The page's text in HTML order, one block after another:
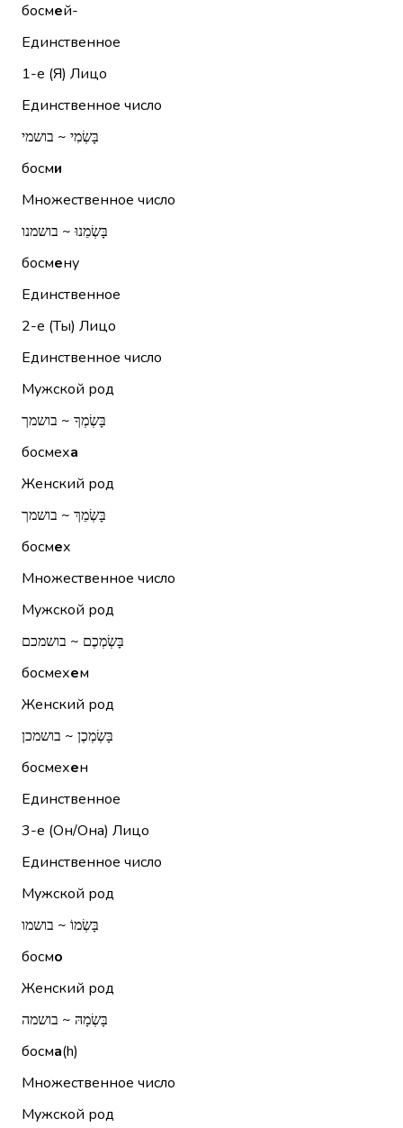
босмей-
Единственное
1-е (Я) Лицо
Единственное число
בָּשְׂמִי ~ בושמי
босми
Множественное число
בָּשְׂמֵנוּ ~ בושמנו
босмену
Единственное
2-е (Ты) Лицо
Единственное число
Мужской род
בָּשְׂמְךָ ~ בושמך
босмеха
Женский род
בָּשְׂמֵךְ ~ בושמך
босмех
Множественное число
Мужской род
בָּשְׂמְכֶם ~ בושמכם
босмехем
Женский род
בָּשְׂמְכֶן ~ בושמכן
босмехен
Единственное
3-е (Он/Она) Лицо
Единственное число
Мужской род
בָּשְׂמוֹ ~ בושמו
босмо
Женский род
בָּשְׂמָהּ ~ בושמה
босма(h)
Множественное число
Мужской род